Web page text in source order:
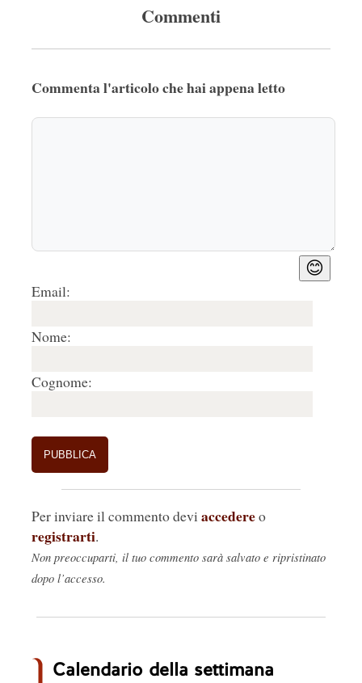
Commenti
Commenta l'articolo che hai appena letto
😊
Email:
Nome:
Cognome:
Per inviare il commento devi accedereo
registrarti.
Non preoccuparti, il tuo commento sarà salvato e ripristinato
dopo l’accesso.
Calendario della settimana